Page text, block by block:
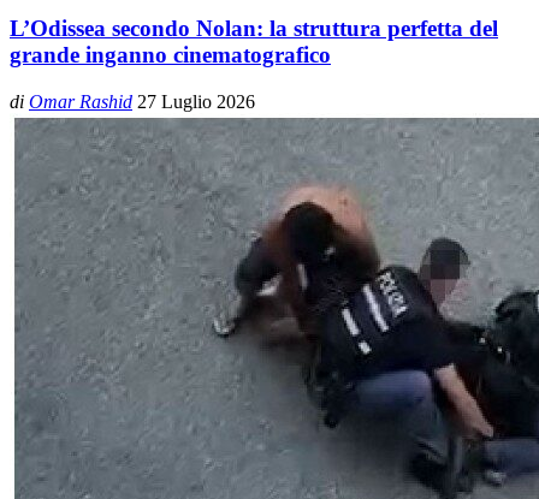
L’Odissea secondo Nolan: la struttura perfetta del
grande inganno cinematografico
di Omar Rashid 27 Luglio 2026